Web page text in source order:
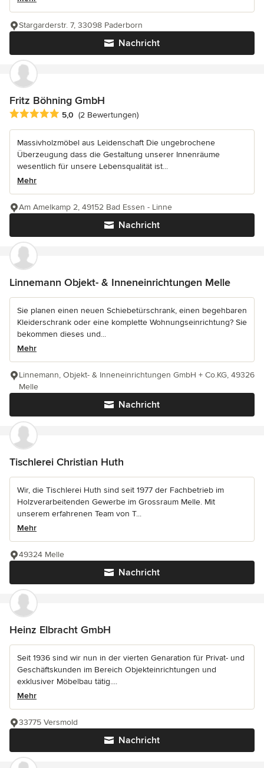
Nachricht
Stargarderstr. 7, 33098 Paderborn
Fritz Böhning GmbH
Durchschnittliche Bewertung: 5 von 5 Sternen
5,0 (2 Bewertungen)
Massivholzmöbel aus Leidenschaft Die ungebrochene
Überzeugung dass die Gestaltung unserer Innenräume
wesentlich für unsere Lebensqualität ist...
Mehr
Nachricht
Am Amelkamp 2, 49152 Bad Essen - Linne
Linnemann Objekt- & Inneneinrichtungen Melle
Sie planen einen neuen Schiebetürschrank, einen begehbaren
Kleiderschrank oder eine komplette Wohnungseinrichtung? Sie
bekommen dieses und...
Mehr
Nachricht
Linnemann, Objekt- & Inneneinrichtungen GmbH + Co.KG, 49326
Melle
Tischlerei Christian Huth
Wir, die Tischlerei Huth sind seit 1977 der Fachbetrieb im
Holzverarbeitenden Gewerbe im Grossraum Melle. Mit
unserem erfahrenen Team von T...
Mehr
Nachricht
49324 Melle
Heinz Elbracht GmbH
Seit 1936 sind wir nun in der vierten Genaration für Privat- und
Geschäftskunden im Bereich Objekteinrichtungen und
exklusiver Möbelbau tätig....
Mehr
Nachricht
33775 Versmold